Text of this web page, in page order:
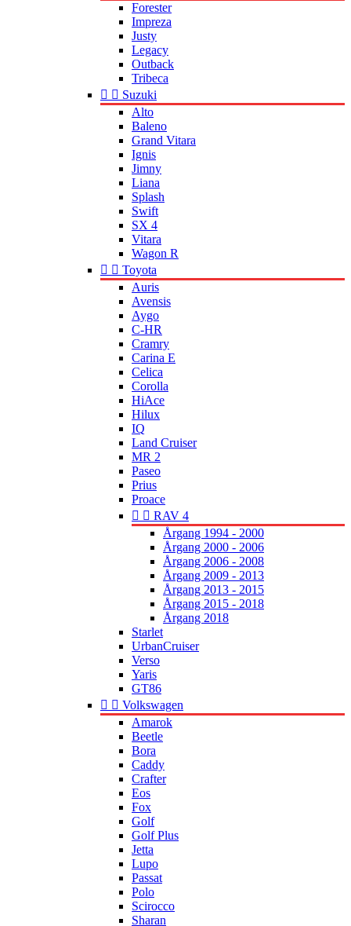
Forester
Impreza
Justy
Legacy
Outback
Tribeca
  Suzuki
Alto
Baleno
Grand Vitara
Ignis
Jimny
Liana
Splash
Swift
SX 4
Vitara
Wagon R
  Toyota
Auris
Avensis
Aygo
C-HR
Cramry
Carina E
Celica
Corolla
HiAce
Hilux
IQ
Land Cruiser
MR 2
Paseo
Prius
Proace
  RAV 4
Årgang 1994 - 2000
Årgang 2000 - 2006
Årgang 2006 - 2008
Årgang 2009 - 2013
Årgang 2013 - 2015
Årgang 2015 - 2018
Årgang 2018
Starlet
UrbanCruiser
Verso
Yaris
GT86
  Volkswagen
Amarok
Beetle
Bora
Caddy
Crafter
Eos
Fox
Golf
Golf Plus
Jetta
Lupo
Passat
Polo
Scirocco
Sharan